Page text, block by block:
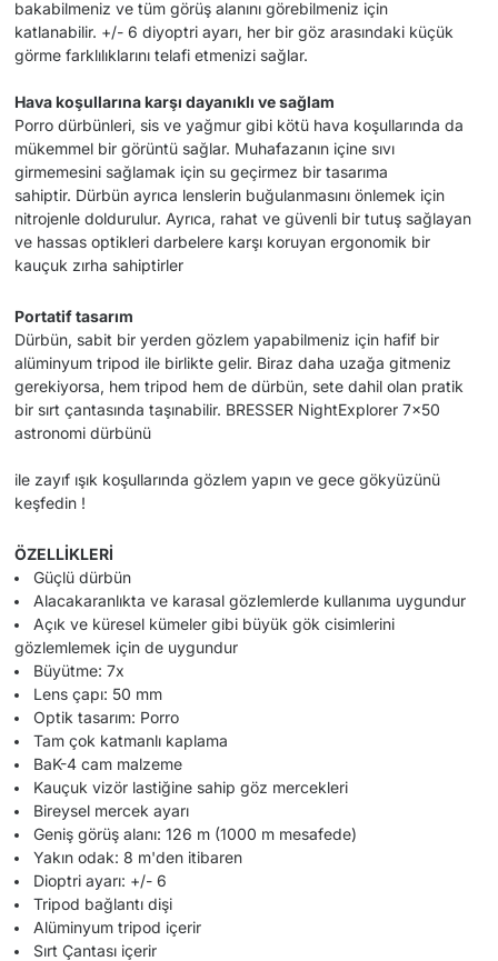
bakabilmeniz ve tüm görüş alanını görebilmeniz için
katlanabilir. +/- 6 diyoptri ayarı, her bir göz arasındaki küçük
görme farklılıklarını telafi etmenizi sağlar.
Hava koşullarına karşı dayanıklı ve sağlam
Porro dürbünleri, sis ve yağmur gibi kötü hava koşullarında da
mükemmel bir görüntü sağlar. Muhafazanın içine sıvı
girmemesini sağlamak için su geçirmez bir tasarıma
sahiptir. Dürbün ayrıca lenslerin buğulanmasını önlemek için
nitrojenle doldurulur. Ayrıca, rahat ve güvenli bir tutuş sağlayan
ve hassas optikleri darbelere karşı koruyan ergonomik bir
kauçuk zırha sahiptirler
Portatif tasarım
Dürbün, sabit bir yerden gözlem yapabilmeniz için hafif bir
alüminyum tripod ile birlikte gelir. Biraz daha uzağa gitmeniz
gerekiyorsa, hem tripod hem de dürbün, sete dahil olan pratik
bir sırt çantasında taşınabilir. BRESSER NightExplorer 7x50
astronomi dürbünü
ile zayıf ışık koşullarında gözlem yapın ve gece gökyüzünü
keşfedin !
ÖZELLİKLERİ
Güçlü dürbün
Alacakaranlıkta ve karasal gözlemlerde kullanıma uygundur
Açık ve küresel kümeler gibi büyük gök cisimlerini
gözlemlemek için de uygundur
Büyütme: 7x
Lens çapı: 50 mm
Optik tasarım: Porro
Tam çok katmanlı kaplama
BaK-4 cam malzeme
Kauçuk vizör lastiğine sahip göz mercekleri
Bireysel mercek ayarı
Geniş görüş alanı: 126 m (1000 m mesafede)
Yakın odak: 8 m'den itibaren
Dioptri ayarı: +/- 6
Tripod bağlantı dişi
Alüminyum tripod içerir
Sırt Çantası içerir